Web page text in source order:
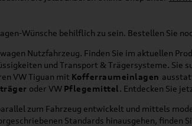
Wünsche behilflich zu sein. Bestellen Sie
Nutzfahrzeug. Finden Sie im aktuellen
und Transport & Trägersysteme. Sie
VW Tiguan mit Kofferraumeinlagen
oder VW Pflegemittel. Entdecken Sie
zum Fahrzeug entwickelt und mittels
Standards hinausgehen, finden